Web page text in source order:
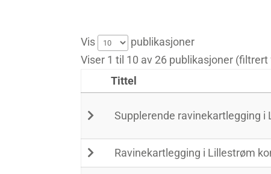
Vis
publikasjoner
Viser 1 til 10 av 26 publikasjoner
Tittel
Supplerende ravinekartlegging
Ravinekartlegging i Lillestrøm